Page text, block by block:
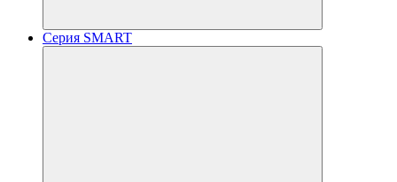
Серия SMART